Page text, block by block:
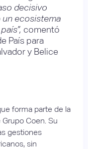
decisivo
ecosistema
comentó
País para
y Belice
forma parte de la
Coen. Su
gestiones
sin